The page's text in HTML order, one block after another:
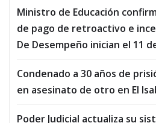
Ministro de Educación
de pago de retroactivo e
De Desempeño inician el 11
Condenado a 30 años de
en asesinato de otro en El
Poder Judicial actualiza su